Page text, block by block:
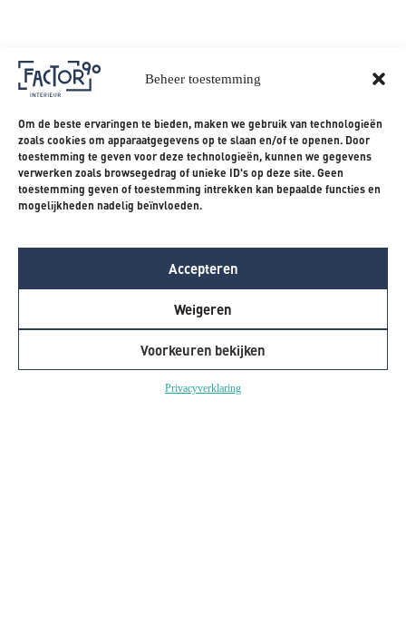
Beheer toestemming
Om de beste ervaringen te bieden, maken we gebruik van technologieën
zoals cookies om apparaatgegevens op te slaan en/of te openen. Door
toestemming te geven voor deze technologieën, kunnen we gegevens
verwerken zoals browsegedrag of unieke ID's op deze site. Geen
toestemming geven of toestemming intrekken kan bepaalde functies en
mogelijkheden nadelig beïnvloeden.
Accepteren
Weigeren
Voorkeuren bekijken
Privacyverklaring
Verfijnde details, groots resultaat
FSM Installatiediensten